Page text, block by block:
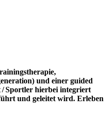
und einer guided
/ Sportler hierbei integriert
und geleitet wird. Erleben